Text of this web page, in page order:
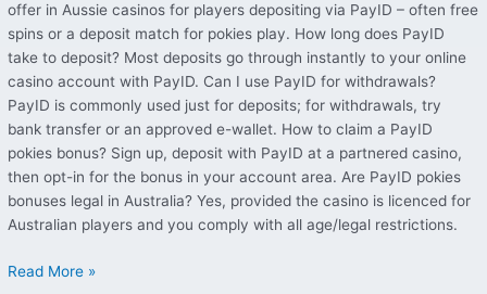
offer in Aussie casinos for players depositing via PayID – often free
spins or a deposit match for pokies play. How long does PayID
take to deposit? Most deposits go through instantly to your online
casino account with PayID. Can I use PayID for withdrawals?
PayID is commonly used just for deposits; for withdrawals, try
bank transfer or an approved e-wallet. How to claim a PayID
pokies bonus? Sign up, deposit with PayID at a partnered casino,
then opt-in for the bonus in your account area. Are PayID pokies
bonuses legal in Australia? Yes, provided the casino is licenced for
Australian players and you comply with all age/legal restrictions.
Read More »